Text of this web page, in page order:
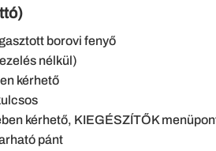
borovi fenyő
nélkül)
kérhető
kérhető, KIEGÉSZÍTŐK
pánt